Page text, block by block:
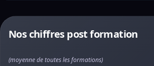
Nos chiffres post formation
(moyenne de toutes les formations)